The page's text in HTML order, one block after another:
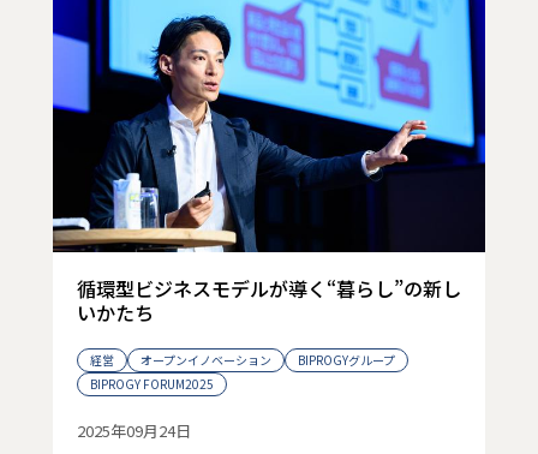
循環型ビジネスモデルが導く“暮らし”の新し
いかたち
経営 オープンイノベーション
BIPROGYグループ
BIPROGY FORUM2025
2025年09月24日